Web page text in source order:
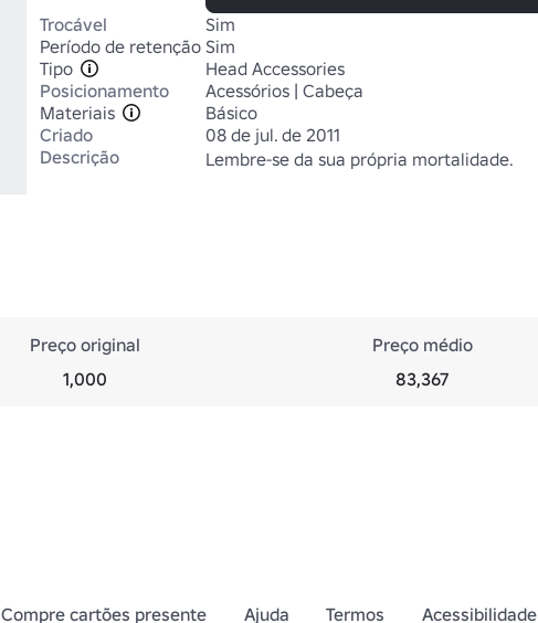
Trocável
Sim
Período de retenção Sim
Tipo
Head Accessories
Posicionamento
Acessórios | Cabeça
Materiais
Básico
Criado
08 de jul. de 2011
Descrição
Lembre-se da sua própria mortalidade.
Preço original
1,000
Preço médio
83,367
Compre cartões presente Ajuda Termos Acessibilidade